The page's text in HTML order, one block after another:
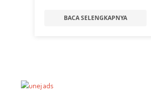
BACA SELENGKAPNYA